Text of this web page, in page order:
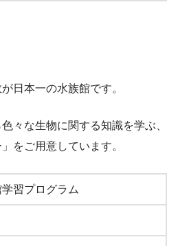
日本一の水族館です。
々な生物に関する知識を学ぶ、
をご用意しています。
習プログラム